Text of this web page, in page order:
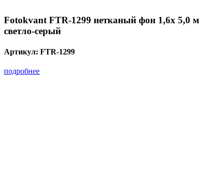
Fotokvant FTR-1299 нетканый фон 1,6х 5,0 м
светло-серый
Артикул: FTR-1299
подробнее